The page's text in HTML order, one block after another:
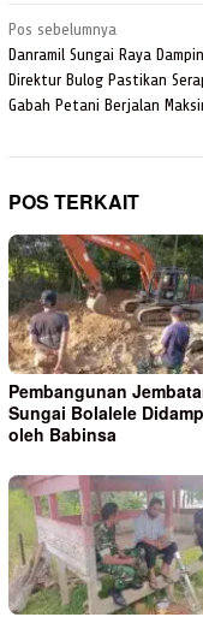
Navigasi
pos
Pos sebelumnya
Danramil Sungai Raya
Direktur Bulog Pastikan
Gabah Petani Berjalan
POS TERKAIT
Pembangunan
Sungai Bolalele
oleh Babinsa